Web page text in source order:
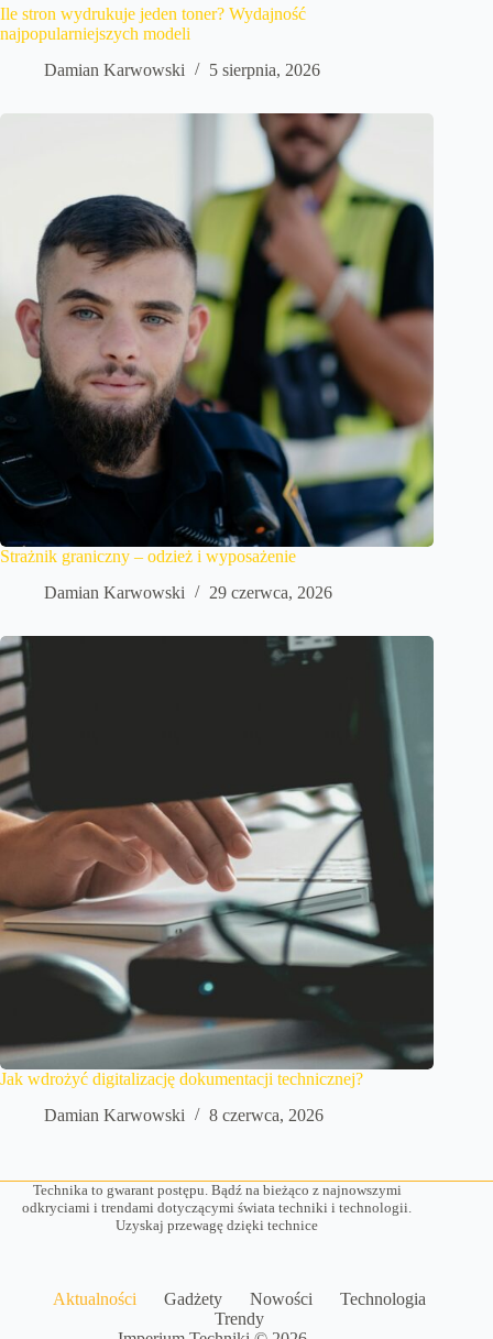
Ile stron wydrukuje jeden toner? Wydajność
najpopularniejszych modeli
Damian Karwowski
5 sierpnia, 2026
Strażnik graniczny – odzież i wyposażenie
Damian Karwowski
29 czerwca, 2026
Jak wdrożyć digitalizację dokumentacji technicznej?
Damian Karwowski
8 czerwca, 2026
Technika to gwarant postępu. Bądź na bieżąco z najnowszymi
odkryciami i trendami dotyczącymi świata techniki i technologii.
Uzyskaj przewagę dzięki technice
Aktualności Gadżety Nowości
Technologia
Trendy